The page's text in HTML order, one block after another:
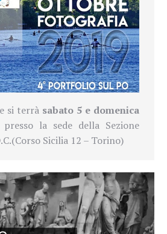
si terrà sabato 5 e domenica
presso la sede della Sezione
Sicilia 12 – Torino)